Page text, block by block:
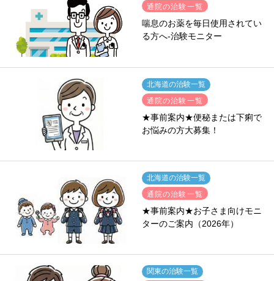
通院の治験一覧
喘息のお薬を毎日使用されてい
る方へ-治験モニター
北海道の治験一覧
通院の治験一覧
★事前案内★便秘または下痢で
お悩みの方大募集！
北海道の治験一覧
通院の治験一覧
★事前案内★お子さま向けモニ
ターのご案内（2026年）
関東の治験一覧